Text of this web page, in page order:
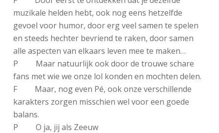
muzikale helden hebt, ook nog eens hetzelfde
gevoel voor humor, door erg veel samen te spelen
en steeds hechter bevriend te raken, door samen
alle aspecten van elkaars leven mee te maken…
P Maar natuurlijk ook door de trouwe schare
fans met wie we onze lol konden en mochten delen.
F Maar, nog even Pé, ook onze verschillende
karakters zorgen misschien wel voor een goede
balans.
P O ja, jij als Zeeuw